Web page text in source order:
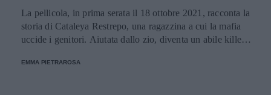
La pellicola, in prima serata il 18 ottobre 2021, racconta la
storia di Cataleya Restrepo, una ragazzina a cui la mafia
uccide i genitori. Aiutata dallo zio, diventa un abile killer e
EMMA PIETRAROSA